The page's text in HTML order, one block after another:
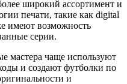
широкий ассортимент и
печати, такие как digital
имеют возможность
серии.
мастера чаще используют
и создают футболки по
и